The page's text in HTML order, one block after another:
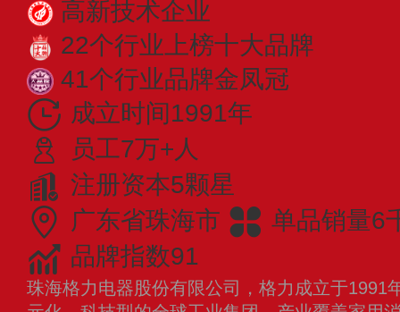
高新技术企业
22个行业上榜十大品牌
41个行业品牌金凤冠
成立时间1991年
员工7万+人
注册资本5颗星
广东省珠海市
单品销量6
品牌指数91
珠海格力电器股份有限公司，格力成立于1991